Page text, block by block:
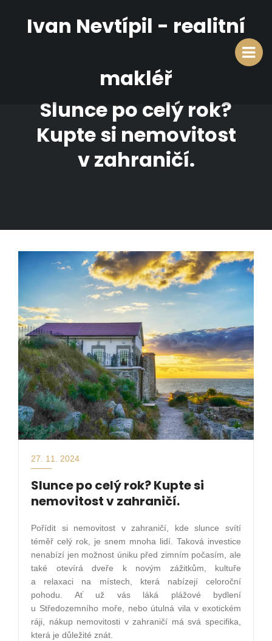
Ivan Nevtípil - realitní
makléř
Slunce po celý rok?
Kupte si nemovitost
v zahraničí.
27. 11. 2024
Slunce po celý rok? Kupte si
nemovitost v zahraničí.
Pořídit si nemovitost v zahraničí, kde slunce svítí
téměř celý rok, je snem mnoha lidí. Taková investice
nenabízí jen možnost úniku před zimním počasím, ale
také otevírá dveře k novým zážitkům, kultuře
a relaxaci na místech, která nabízejí celoroční
pohodu. Ať už vás láká plážové bydlení
u Středozemního moře, nebo útulná vila v exotickém
ráji, nákup nemovitosti v zahraničí má svá specifika,
která je důležité znát.